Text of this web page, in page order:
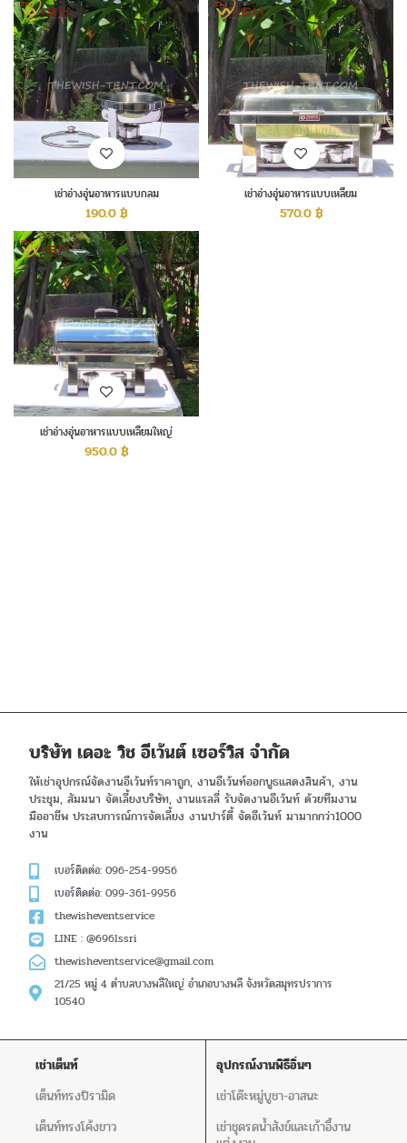
เช่าอ่างอุ่นอาหารแบบกลม
190.0฿
เช่าอ่างอุ่นอาหารแบบเหลี่ยม
570.0฿
เช่าอ่างอุ่นอาหารแบบเหลี่ยมใหญ่
950.0฿
บริษัท เดอะ วิช อีเว้นต์ เซอร์วิส จำกัด
ให้เช่าอุปกรณ์จัดงานอีเว้นท์ราคาถูก, งานอีเว้นท์ออกบูธแสดงสินค้า, งาน
ประชุม, สัมมนา จัดเลี้ยงบริษัท, งานแรลลี่ รับจัดงานอีเว้นท์ ด้วยทีมงาน
มืออาชีพ ประสบการณ์การจัดเลี้ยง งานปาร์ตี้ จัดอีเว้นท์ มามากกว่า1000
งาน
เบอร์ติดต่อ: 096-254-9956
เบอร์ติดต่อ: 099-361-9956
thewisheventservice
LINE : @696lssri
thewisheventservice@gmail.com
21/25 หมู่ 4 ตำบลบางพลีใหญ่ อำเภอบางพลี จังหวัดสมุทรปราการ
10540
เช่าเต็นท์
เต็นท์ทรงปิรามิด
เต็นท์ทรงโค้งขาว
อุปกรณ์งานพิธีอิ่นๆ
เช่าโต๊ะหมู่บูชา-อาสนะ
เช่าชุดรดน้ำสังข์และเก้าอี้งาน